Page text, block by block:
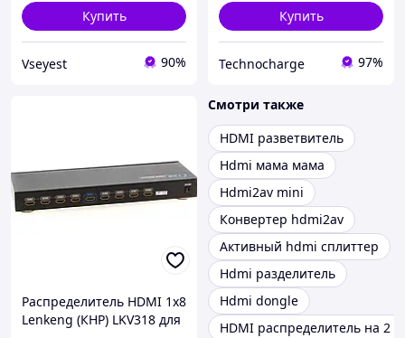
Купить
Vseyest 90%
Купить
Technocharge 97%
Распределитель HDMI 1x8
Lenkeng (КНР) LKV318 для
Смотри также
HDMI разветвитель
Hdmi мама мама
Hdmi2av mini
Конвертер hdmi2av
Активный hdmi сплиттер
Hdmi разделитель
Hdmi dongle
HDMI распределитель на 2